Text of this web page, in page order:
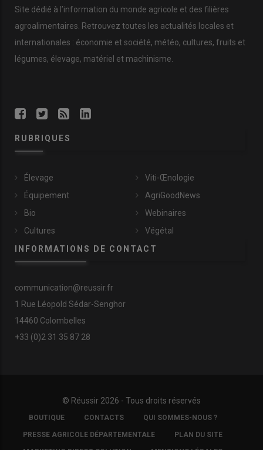
Site dédié à l’information du monde agricole et des filières
agroalimentaires. Retrouvez toutes les actualités locales et
internationales : économie et société, météo, cultures, fruits et
légumes, élevage, matériel et machinisme.
RUBRIQUES
Élevage
Équipement
Bio
Cultures
Viti-Œnologie
AgriGoodNews
Webinaires
Végétal
INFORMATIONS DE CONTACT
communication@reussir.fr
1 Rue Léopold Sédar-Senghor
14460 Colombelles
+33 (0)2 31 35 87 28
© Réussir 2026 - Tous droits réservés
FOOTER
COPYRIGHT
BOUTIQUE CONTACTS QUI SOMMES-NOUS ?
PRESSE AGRICOLE DÉPARTEMENTALE PLAN DU SITE